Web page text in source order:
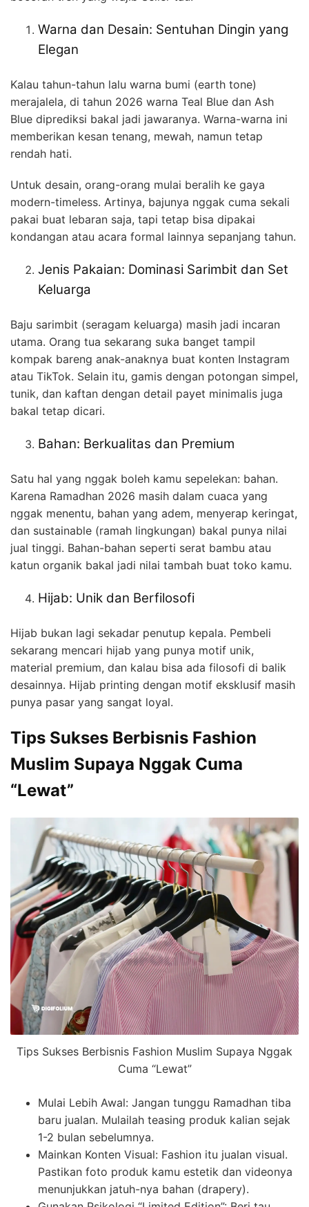
Warna dan Desain: Sentuhan Dingin yang
Elegan
Kalau tahun-tahun lalu warna bumi (earth tone)
merajalela, di tahun 2026 warna Teal Blue dan Ash
Blue diprediksi bakal jadi jawaranya. Warna-warna ini
memberikan kesan tenang, mewah, namun tetap
rendah hati.
Untuk desain, orang-orang mulai beralih ke gaya
modern-timeless. Artinya, bajunya nggak cuma sekali
pakai buat lebaran saja, tapi tetap bisa dipakai
kondangan atau acara formal lainnya sepanjang tahun.
Jenis Pakaian: Dominasi Sarimbit dan Set
Keluarga
Baju sarimbit (seragam keluarga) masih jadi incaran
utama. Orang tua sekarang suka banget tampil
kompak bareng anak-anaknya buat konten Instagram
atau TikTok. Selain itu, gamis dengan potongan simpel,
tunik, dan kaftan dengan detail payet minimalis juga
bakal tetap dicari.
Bahan: Berkualitas dan Premium
Satu hal yang nggak boleh kamu sepelekan: bahan.
Karena Ramadhan 2026 masih dalam cuaca yang
nggak menentu, bahan yang adem, menyerap keringat,
dan sustainable (ramah lingkungan) bakal punya nilai
jual tinggi. Bahan-bahan seperti serat bambu atau
katun organik bakal jadi nilai tambah buat toko kamu.
Hijab: Unik dan Berfilosofi
Hijab bukan lagi sekadar penutup kepala. Pembeli
sekarang mencari hijab yang punya motif unik,
material premium, dan kalau bisa ada filosofi di balik
desainnya. Hijab printing dengan motif eksklusif masih
punya pasar yang sangat loyal.
Tips Sukses Berbisnis Fashion
Muslim Supaya Nggak Cuma
“Lewat”
Tips Sukses Berbisnis Fashion Muslim Supaya Nggak
Cuma “Lewat”
Mulai Lebih Awal: Jangan tunggu Ramadhan tiba
baru jualan. Mulailah teasing produk kalian sejak
1-2 bulan sebelumnya.
Mainkan Konten Visual: Fashion itu jualan visual.
Pastikan foto produk kamu estetik dan videonya
menunjukkan jatuh-nya bahan (drapery).